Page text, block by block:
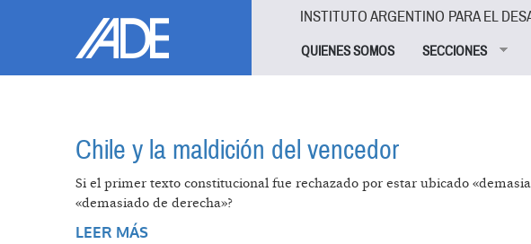
INSTITUTO ARGENTINO PARA EL
QUIENES SOMOS SECCIONES
Chile y la maldición del vencedor
Si el primer texto constitucional fue rechazado por estar ubicado
«demasiado de derecha»?
LEER MÁS